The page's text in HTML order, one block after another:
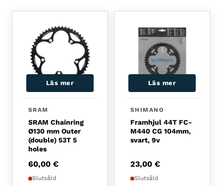
Läs mer
SRAM
SRAM Chainring
Ø130 mm Outer
(double) 53T 5
holes
60,00 €
Slutsåld
Läs mer
SHIMANO
Framhjul 44T FC-
M440 CG 104mm,
svart, 9v
23,00 €
Slutsåld